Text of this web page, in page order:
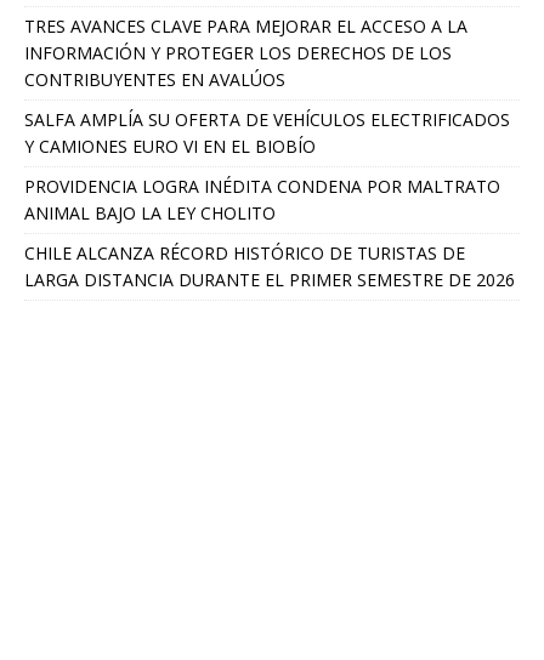
TRES AVANCES CLAVE PARA MEJORAR EL ACCESO A LA
INFORMACIÓN Y PROTEGER LOS DERECHOS DE LOS
CONTRIBUYENTES EN AVALÚOS
SALFA AMPLÍA SU OFERTA DE VEHÍCULOS ELECTRIFICADOS
Y CAMIONES EURO VI EN EL BIOBÍO
PROVIDENCIA LOGRA INÉDITA CONDENA POR MALTRATO
ANIMAL BAJO LA LEY CHOLITO
CHILE ALCANZA RÉCORD HISTÓRICO DE TURISTAS DE
LARGA DISTANCIA DURANTE EL PRIMER SEMESTRE DE 2026